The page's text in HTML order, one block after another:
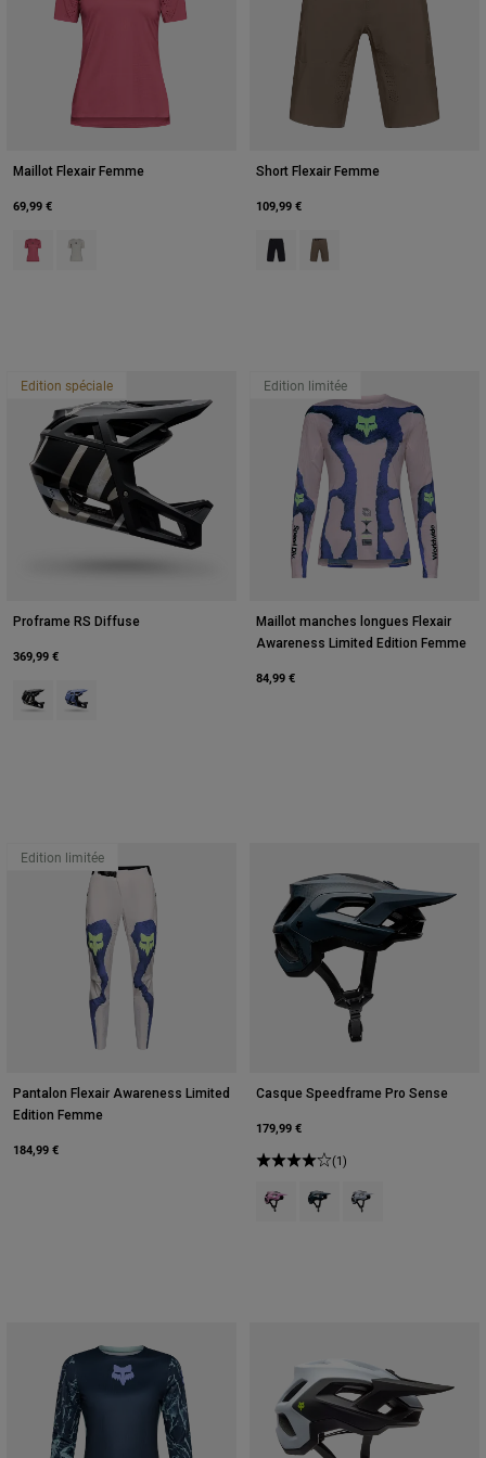
Maillot Flexair Femme
69,99 €
Product swatch type of Berry.
Product swatch type of Blanc craie.
Short Flexair Femme
109,99 €
Product swatch type of Noir.
Product swatch type of
Edition spéciale
Proframe RS Diffuse
369,99 €
Product swatch type of Noir.
Product swatch type of Purple Dove.
Edition limitée
Maillot manches longues Flexair
Awareness Limited Edition Femme
84,99 €
Edition limitée
Pantalon Flexair Awareness Limited
Edition Femme
184,99 €
Casque Speedframe Pro Sense
179,99 €
(1)
Product swatch type of Rose
Product swatch type of
Product swatch